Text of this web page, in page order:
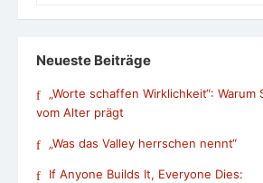
Neueste Beiträge
„Worte schaffen Wirklichkeit“: Warum
vom Alter prägt
„Was das Valley herrschen nennt“
If Anyone Builds It, Everyone Dies: